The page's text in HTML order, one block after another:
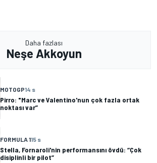
Daha fazlası
Neşe Akkoyun
MOTOGP14 s
Pirro: "Marc ve Valentino'nun çok fazla ortak
noktası var”
FORMULA 115 s
Stella, Fornaroli'nin performansını övdü: “Çok
disiplinli bir pilot”